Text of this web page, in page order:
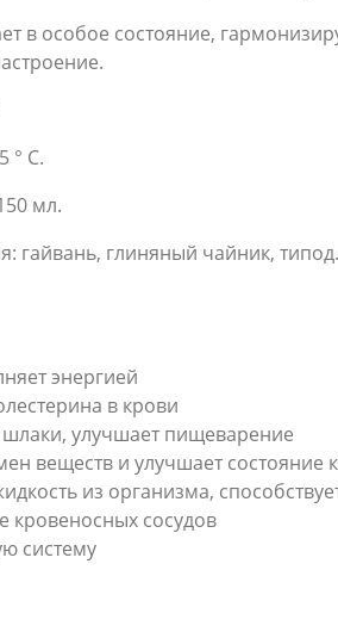
в особое состояние,
° С.
мл.
гайвань, глиняный чайник,
энергией
в крови
улучшает пищеварение
веществ и улучшает состояние
из организма,
кровеносных сосудов
систему